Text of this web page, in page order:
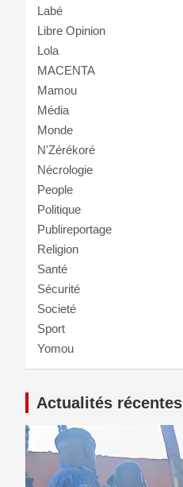
Labé
Libre Opinion
Lola
MACENTA
Mamou
Média
Monde
N'Zérékoré
Nécrologie
People
Politique
Publireportage
Religion
Santé
Sécurité
Societé
Sport
Yomou
Actualités récentes